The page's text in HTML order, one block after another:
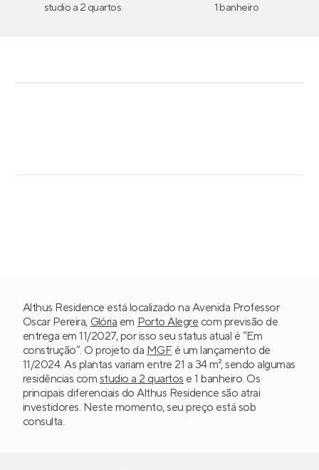
studio a 2 quartos 1 banheiro
Althus Residence está localizado na Avenida Professor
Oscar Pereira, Glória em Porto Alegre com previsão de
entrega em 11/2027, por isso seu status atual é “Em
construção”. O projeto da MGFé um lançamento de
11/2024. As plantas variam entre 21 a 34 m², sendo algumas
residências com studio a 2 quartos e 1 banheiro. Os
principais diferenciais do Althus Residence são atrai
investidores. Neste momento, seu preço está sob
consulta.